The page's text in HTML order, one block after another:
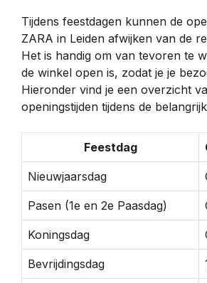
Tijdens feestdagen kunnen de
ZARA in Leiden afwijken van de
Het is handig om van tevoren te
de winkel open is, zodat je je
Hieronder vind je een overzicht
openingstijden tijdens de
Feestdag
Nieuwjaarsdag
Pasen (1e en 2e Paasdag)
Koningsdag
Bevrijdingsdag